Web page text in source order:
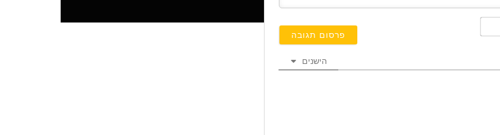
השם
הישנים